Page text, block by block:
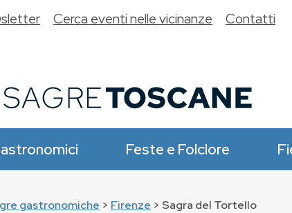
Feste e Folclore
Cerca eventi nelle vicinanze Contatti
gastronomiche > Firenze > Sagra del Tortello